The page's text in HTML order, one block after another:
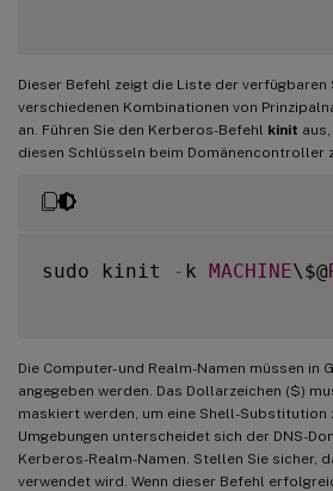
Dieser Befehl zeigt die Liste der
verschiedenen Kombinationen von
an. Führen Sie den Kerberos-Befehl kinit
diesen Schlüsseln beim Domänencontroller
sudo kinit - k MACHINE\$@
Die Computer- und Realm-Namen müssen in
angegeben werden. Das Dollarzeichen ($)
maskiert werden, um eine Shell-Substitution
Umgebungen unterscheidet sich der DNS-
Kerberos-Realm-Namen. Stellen Sie sicher,
verwendet wird. Wenn dieser Befehl